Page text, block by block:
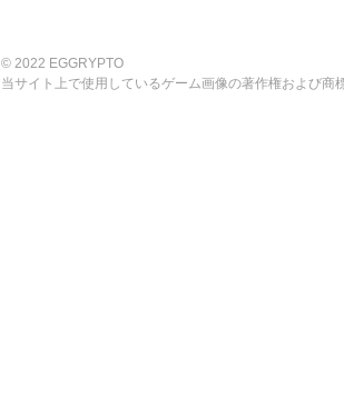
© 2022 EGGRYPTO
当サイト上で使用しているゲーム画像の著作権および商